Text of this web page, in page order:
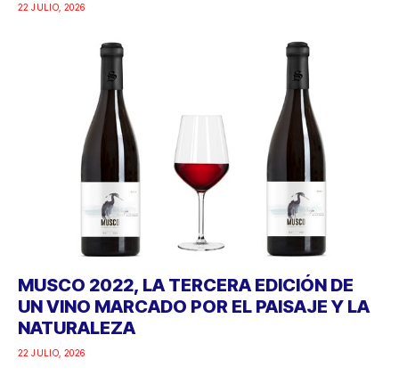
22 JULIO, 2026
MUSCO 2022, LA TERCERA EDICIÓN DE
UN VINO MARCADO POR EL PAISAJE Y LA
NATURALEZA
22 JULIO, 2026